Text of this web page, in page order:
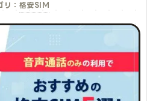
リ： 格安SIM